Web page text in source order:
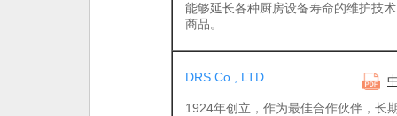
能够延长各种厨房设备寿命的维护技
商品。
DRS Co., LTD.
1924年创立，作为最佳合作伙伴，长